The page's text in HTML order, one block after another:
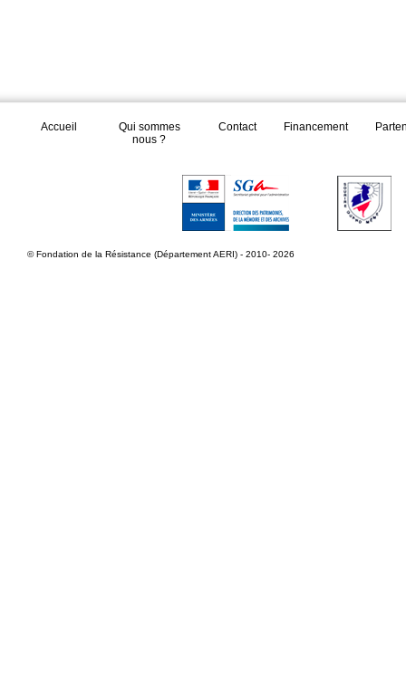
Accueil
Qui sommes
nous ?
Contact Financement
© Fondation de la Résistance (Département AERI) - 2010- 2026